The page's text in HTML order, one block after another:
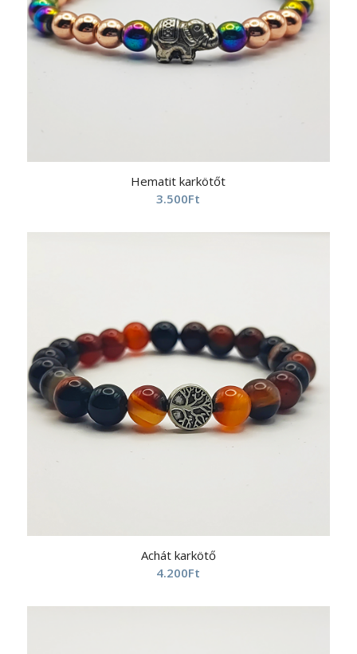
Hematit karkötőt
3.500Ft
Achát karkötő
4.200Ft